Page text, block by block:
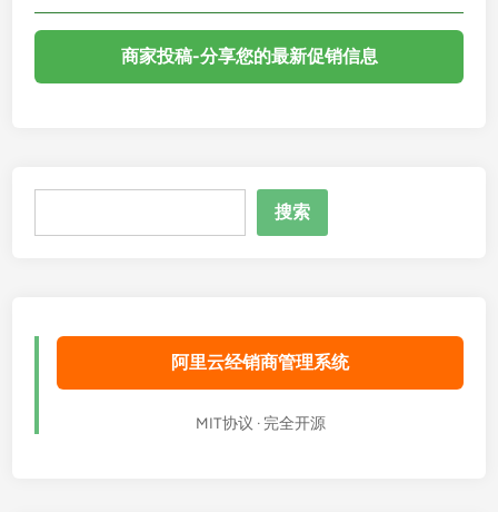
商家投稿-分享您的最新促销信息
搜索
阿里云经销商管理系统
MIT协议 · 完全开源